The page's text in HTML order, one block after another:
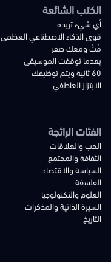
الكتب الشائعة
أي شيء تريده
قوى الذكاء الاصطناعي العظمى
مُتْ ومعَك صفر
بعدما توقفت الموسيقى
60 ثانية ويتم توظيفك
الابتزاز العاطفي
الفئات الرائجة
الحب والعلاقات
الثقافة والمجتمع
السياسة والاقتصاد
الفلسفة
العلوم والتكنولوجيا
السيرة الذاتية والمذكرات
التاريخ